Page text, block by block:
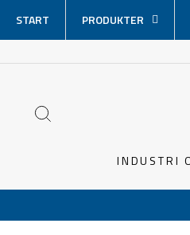
över
innehåll
START PRODUKTER
INDUSTRI